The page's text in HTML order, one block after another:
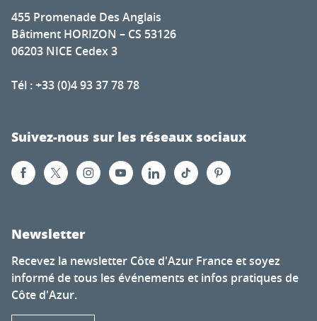
455 Promenade Des Anglais
Bâtiment HORIZON – CS 53126
06203 NICE Cedex 3
Tél : +33 (0)4 93 37 78 78
Suivez-nous sur les réseaux sociaux
Newsletter
Recevez la newsletter Côte d'Azur France et soyez
informé de tous les événements et infos pratiques de
Côte d'Azur.